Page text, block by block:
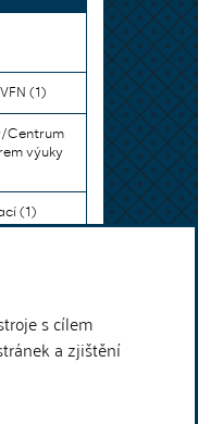
s cílem
a zjištění
(1)
Centrum
výuky
(1)